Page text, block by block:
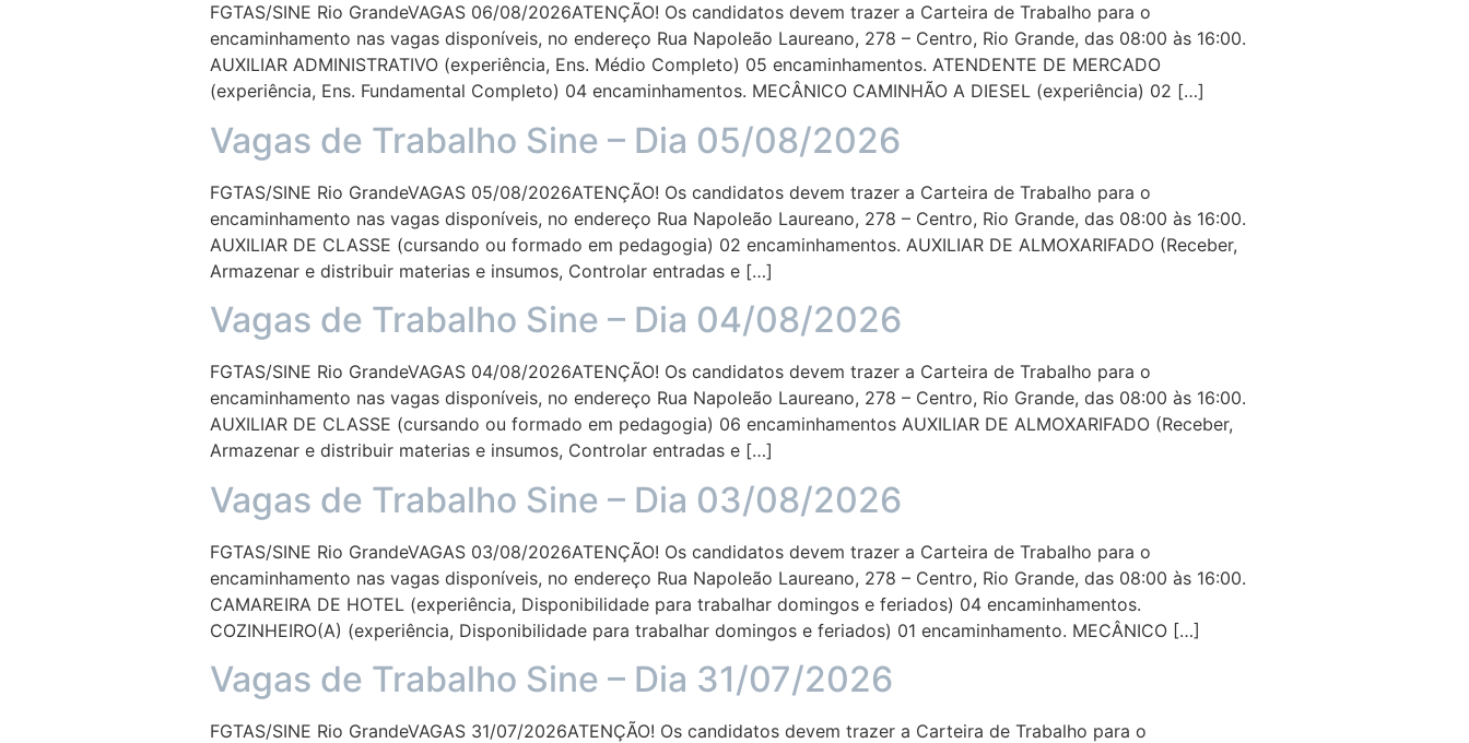
FGTAS/SINE Rio GrandeVAGAS 06/08/2026ATENÇÃO! Os candidatos devem trazer a Carteira de Trabalho para o
encaminhamento nas vagas disponíveis, no endereço Rua Napoleão Laureano, 278 – Centro, Rio Grande, das 08:00 às 16:00.
AUXILIAR ADMINISTRATIVO (experiência, Ens. Médio Completo) 05 encaminhamentos. ATENDENTE DE MERCADO
(experiência, Ens. Fundamental Completo) 04 encaminhamentos. MECÂNICO CAMINHÃO A DIESEL (experiência) 02 […]
Vagas de Trabalho Sine – Dia 05/08/2026
FGTAS/SINE Rio GrandeVAGAS 05/08/2026ATENÇÃO! Os candidatos devem trazer a Carteira de Trabalho para o
encaminhamento nas vagas disponíveis, no endereço Rua Napoleão Laureano, 278 – Centro, Rio Grande, das 08:00 às 16:00.
AUXILIAR DE CLASSE (cursando ou formado em pedagogia) 02 encaminhamentos. AUXILIAR DE ALMOXARIFADO (Receber,
Armazenar e distribuir materias e insumos, Controlar entradas e […]
Vagas de Trabalho Sine – Dia 04/08/2026
FGTAS/SINE Rio GrandeVAGAS 04/08/2026ATENÇÃO! Os candidatos devem trazer a Carteira de Trabalho para o
encaminhamento nas vagas disponíveis, no endereço Rua Napoleão Laureano, 278 – Centro, Rio Grande, das 08:00 às 16:00.
AUXILIAR DE CLASSE (cursando ou formado em pedagogia) 06 encaminhamentos AUXILIAR DE ALMOXARIFADO (Receber,
Armazenar e distribuir materias e insumos, Controlar entradas e […]
Vagas de Trabalho Sine – Dia 03/08/2026
FGTAS/SINE Rio GrandeVAGAS 03/08/2026ATENÇÃO! Os candidatos devem trazer a Carteira de Trabalho para o
encaminhamento nas vagas disponíveis, no endereço Rua Napoleão Laureano, 278 – Centro, Rio Grande, das 08:00 às 16:00.
CAMAREIRA DE HOTEL (experiência, Disponibilidade para trabalhar domingos e feriados) 04 encaminhamentos.
COZINHEIRO(A) (experiência, Disponibilidade para trabalhar domingos e feriados) 01 encaminhamento. MECÂNICO […]
Vagas de Trabalho Sine – Dia 31/07/2026
FGTAS/SINE Rio GrandeVAGAS 31/07/2026ATENÇÃO! Os candidatos devem trazer a Carteira de Trabalho para o